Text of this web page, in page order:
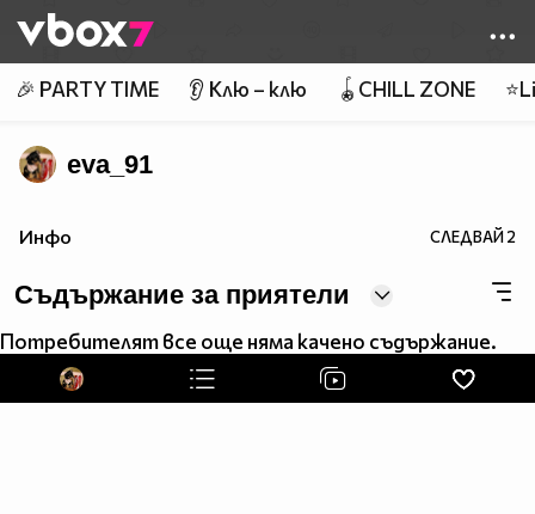
👾
🎉 PARTY TIME 👂 Клю – клю 🪀CHILL ZONE
eva_91
Инфо СЛЕДВАЙ2
Съдържание за приятели
Потребителят все още няма качено съдържание.